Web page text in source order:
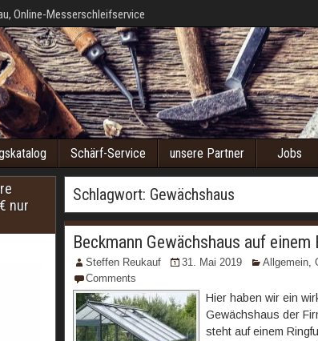
Online-Messerschleifservice
Schärf-Service unsere Partner Jobs
Schlagwort: Gewächshaus
Beckmann Gewächshaus auf
Steffen Reukauf 31. Mai 2019 Allgemein,
Comments
Hier haben wir ein
Gewächshaus der
steht auf einem
nur